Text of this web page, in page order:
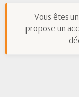
Vous êtes
propose un